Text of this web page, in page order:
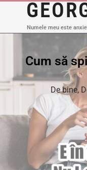
Numele meu este
Cum să
De bine,